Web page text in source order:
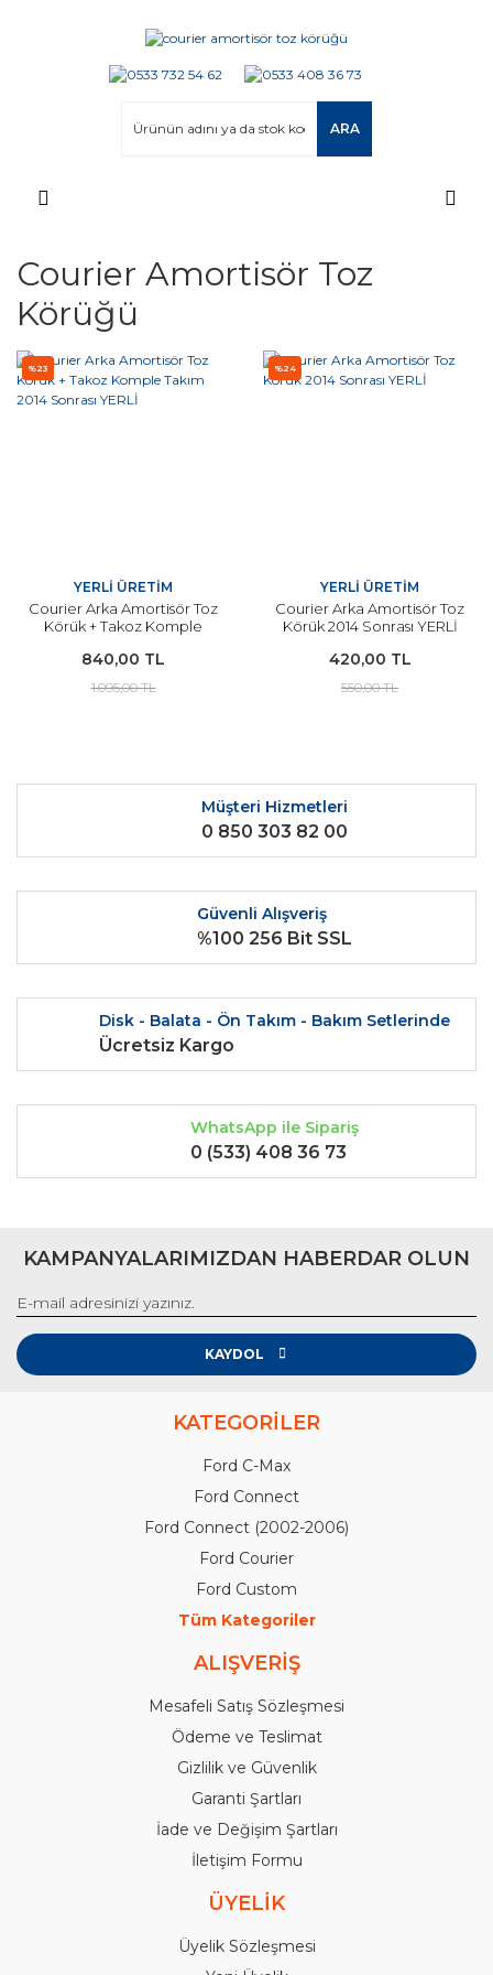
ARA
Courier Amortisör Toz
Körüğü
%23
YERLİ ÜRETİM
Courier Arka Amortisör Toz
Körük + Takoz Komple
840,00 TL
1.095,00 TL
%24
YERLİ ÜRETİM
Courier Arka Amortisör Toz
Körük 2014 Sonrası YERLİ
420,00 TL
550,00 TL
Müşteri Hizmetleri
0 850 303 82 00
Güvenli Alışveriş
%100 256 Bit SSL
Disk - Balata - Ön Takım - Bakım Setlerinde
Ücretsiz Kargo
WhatsApp ile Sipariş
0 (533) 408 36 73
KAMPANYALARIMIZDAN HABERDAR OLUN
KAYDOL
KATEGORİLER
Ford C-Max
Ford Connect
Ford Connect (2002-2006)
Ford Courier
Ford Custom
Tüm Kategoriler
ALIŞVERİŞ
Mesafeli Satış Sözleşmesi
Ödeme ve Teslimat
Gizlilik ve Güvenlik
Garanti Şartları
İade ve Değişim Şartları
İletişim Formu
ÜYELİK
Üyelik Sözleşmesi